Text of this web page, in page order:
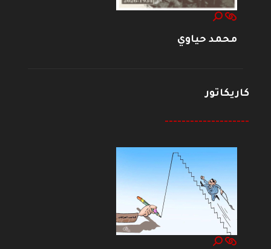
محمد حياوي
كاريكاتور
--------------------